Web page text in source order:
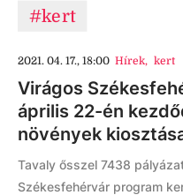
#kert
2021. 04. 17., 18:00 Hírek, kert
Virágos
április 22-én
növények
Tavaly ősszel 7438
Székesfehérvár program